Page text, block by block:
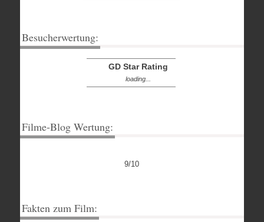
Besucherwertung:
GD Star Rating
loading...
Filme-Blog Wertung:
9/10
Fakten zum Film: